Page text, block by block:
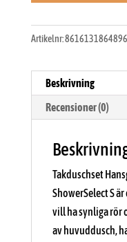
Artikelnr:
Beskrivning
Recensioner (0)
Takduschset
ShowerSelect S
vill ha synliga rör
av huvuddusch,